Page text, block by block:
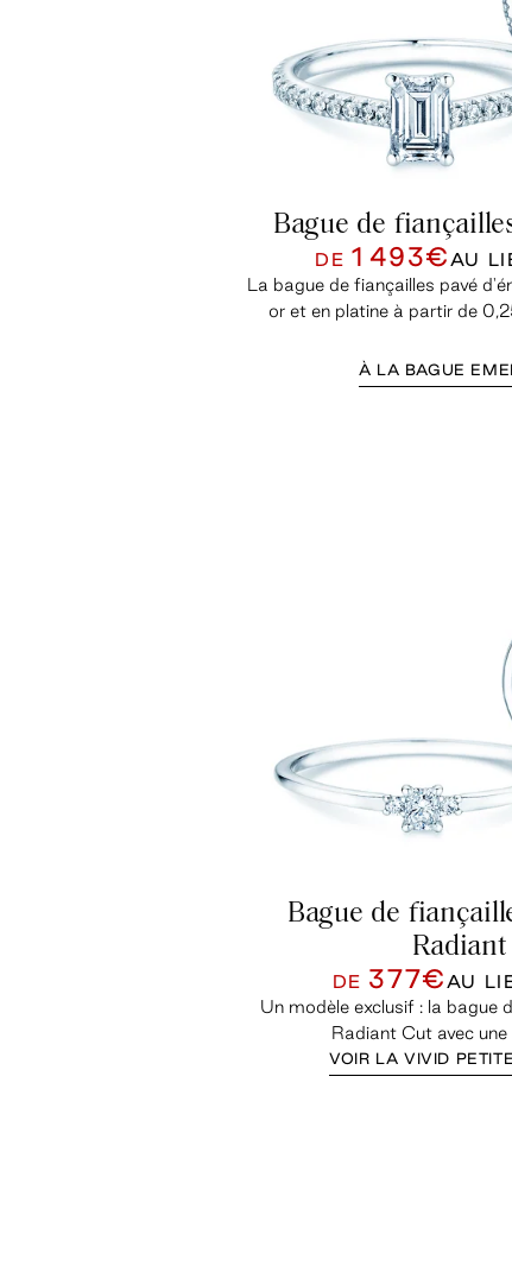
Bague de
DE1 493€ AU
La bague de fiançailles pavé
or et en platine à partir de
À LA BAGUE
Bague de
Radiant
DE 377€ AU
Un modèle exclusif : la bague
Radiant Cut avec une
VOIR LA VIVID